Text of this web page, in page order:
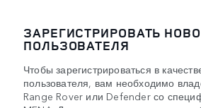
ЗАРЕГИСТРИРОВАТЬ
ПОЛЬЗОВАТЕЛЯ
Чтобы зарегистрироваться в
пользователя, вам необходимо
Range Rover или Defender со